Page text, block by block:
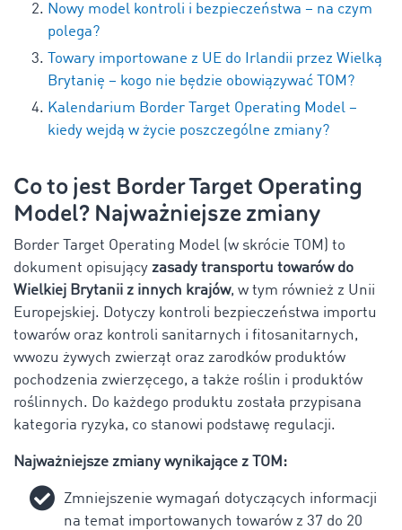
Nowy model kontroli i bezpieczeństwa – na czym
polega?
Towary importowane z UE do Irlandii przez Wielką
Brytanię – kogo nie będzie obowiązywać TOM?
Kalendarium Border Target Operating Model –
kiedy wejdą w życie poszczególne zmiany?
Co to jest Border Target Operating
Model? Najważniejsze zmiany
Border Target Operating Model (w skrócie TOM) to
dokument opisujący zasady transportu towarów do
Wielkiej Brytanii z innych krajów, w tym również z Unii
Europejskiej. Dotyczy kontroli bezpieczeństwa importu
towarów oraz kontroli sanitarnych i fitosanitarnych,
wwozu żywych zwierząt oraz zarodków produktów
pochodzenia zwierzęcego, a także roślin i produktów
roślinnych. Do każdego produktu została przypisana
kategoria ryzyka, co stanowi podstawę regulacji.
Najważniejsze zmiany wynikające z TOM:
Zmniejszenie wymagań dotyczących informacji
na temat importowanych towarów z 37 do 20